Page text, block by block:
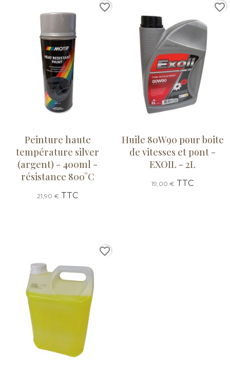
Peinture haute
température silver
(argent) - 400ml -
résistance 800°C
21,90 € TTC
favorite_border
Huile 80W90 pour boite
de vitesses et pont -
EXOIL - 2L
19,00 € TTC
favorite_border
favorite_border